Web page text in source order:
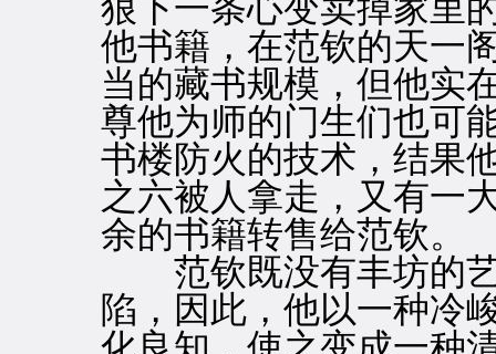
狠下一条心变卖掉家里
他书籍，在范钦的天一
当的藏书规模，但他实
尊他为师的门生们也可
书楼防火的技术，结果
之六被人拿走，又有一
余的书籍转售给范钦。
范钦既没有丰坊的艺
陷，因此，他以一种冷